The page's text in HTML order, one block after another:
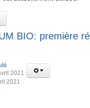
BIO: première
2021
2021